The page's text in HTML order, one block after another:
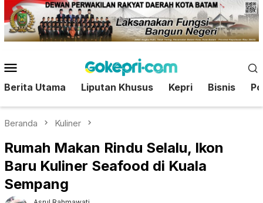
Loncat
ke
konten
Mobile
Berita Utama Liputan Khusus Kepri Bisnis
Beranda Kuliner
Rumah Makan Rindu Selalu, Ikon
Baru Kuliner Seafood di Kuala
Sempang